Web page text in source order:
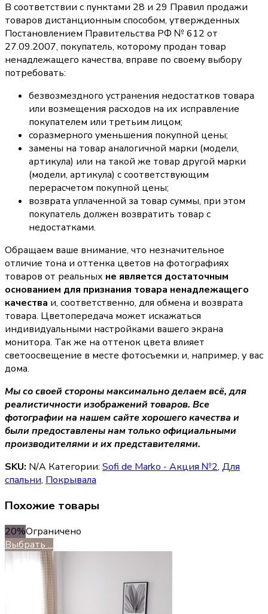
В соответствии с пунктами 28 и 29 Правил продажи
товаров дистанционным способом, утвержденных
Постановлением Правительства РФ № 612 от
27.09.2007, покупатель, которому продан товар
ненадлежащего качества, вправе по своему выбору
потребовать:
безвозмездного устранения недостатков товара
или возмещения расходов на их исправление
покупателем или третьим лицом;
соразмерного уменьшения покупной цены;
замены на товар аналогичной марки (модели,
артикула) или на такой же товар другой марки
(модели, артикула) с соответствующим
перерасчетом покупной цены;
возврата уплаченной за товар суммы, при этом
покупатель должен возвратить товар с
недостатками.
Обращаем ваше внимание, что незначительное
отличие тона и оттенка цветов на фотографиях
товаров от реальных не является достаточным
основанием для признания товара ненадлежащего
качества и, соответственно, для обмена и возврата
товара. Цветопередача может искажаться
индивидуальными настройками вашего экрана
монитора. Так же на оттенок цвета влияет
светоосвещение в месте фотосъемки и, например, у вас
дома.
Мы со своей стороны максимально делаем всё, для
реалистичности изображений товаров. Все
фотографии на нашем сайте хорошего качества и
были предоставлены нам только официальными
производителями и их представителями.
SKU: N/A Категории: Sofi de Marko - Акция №2, Для
спальни, Покрывала
Похожие товары
20%Ограничено
Выбрать ...